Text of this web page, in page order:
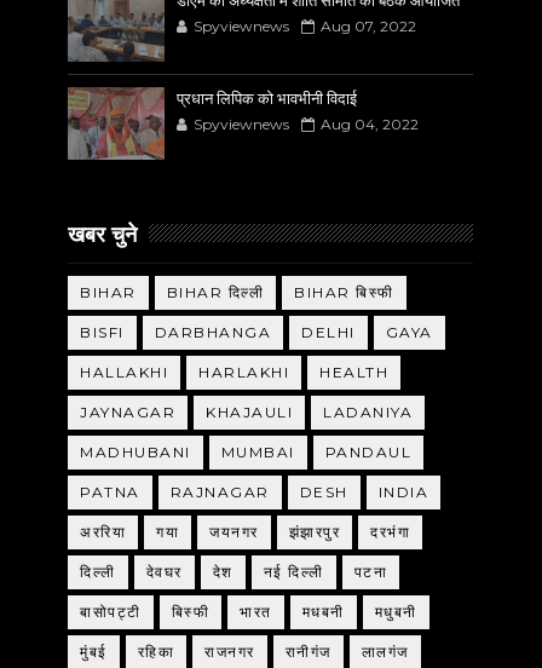
Spyviewnews Aug 07, 2022
प्रधान लिपिक को भावभीनी विदाई
Spyviewnews Aug 04, 2022
खबर चुने
BIHAR BIHAR दिल्ली BIHAR बिस्फी
BISFI DARBHANGA DELHI GAYA
HALLAKHI HARLAKHI HEALTH
JAYNAGAR KHAJAULI LADANIYA
MADHUBANI MUMBAI PANDAUL
PATNA RAJNAGAR DESH INDIA
अररिया गया जयनगर झंझारपुर दरभंगा
दिल्ली देवघर देश नई दिल्ली पटना
बासोपट्टी बिस्फी भारत मधबनी मधुबनी
मुंबई रहिका राजनगर रानीगंज लालगंज